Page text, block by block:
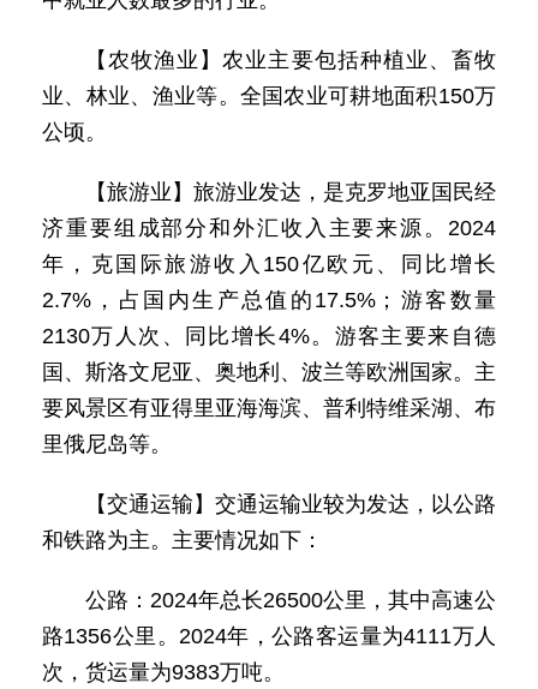
【农牧渔业】农业主要包括种植业、畜牧
业、林业、渔业等。全国农业可耕地面积150万
公顷。
【旅游业】旅游业发达，是克罗地亚国民经
济重要组成部分和外汇收入主要来源。2024
年，克国际旅游收入150亿欧元、同比增长
2.7%，占国内生产总值的17.5%；游客数量
2130万人次、同比增长4%。游客主要来自德
国、斯洛文尼亚、奥地利、波兰等欧洲国家。主
要风景区有亚得里亚海海滨、普利特维采湖、布
里俄尼岛等。
【交通运输】交通运输业较为发达，以公路
和铁路为主。主要情况如下：
公路：2024年总长26500公里，其中高速公
路1356公里。2024年，公路客运量为4111万人
次，货运量为9383万吨。